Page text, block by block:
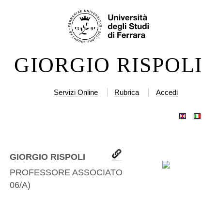
Salta
alla
GIORGIO RISPOLI
Servizi Online Rubrica Accedi
GIORGIO RISPOLI
PROFESSORE ASSOCIATO
06/A)